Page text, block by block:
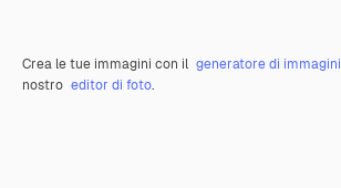
Crea le tue immagini con il generatore di immagini
nostro editor di foto.